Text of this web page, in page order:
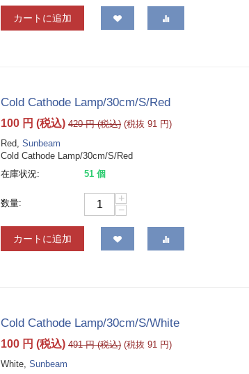
カートに追加
Cold Cathode Lamp/30cm/S/Red
100 円 (税込) 420 円(税込) (税抜 91 円)
Red, Sunbeam
Cold Cathode Lamp/30cm/S/Red
在庫状況:
51 個
数量:
+
−
カートに追加
Cold Cathode Lamp/30cm/S/White
100 円 (税込) 491 円(税込) (税抜 91 円)
White, Sunbeam